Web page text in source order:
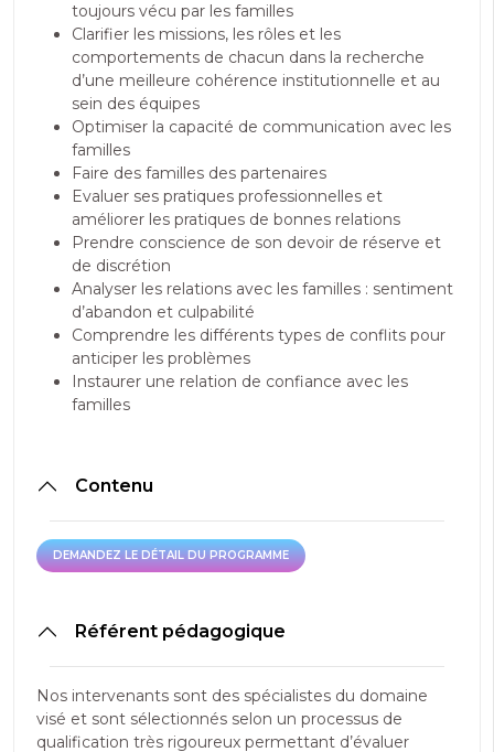
toujours vécu par les familles
Clarifier les missions, les rôles et les
comportements de chacun dans la recherche
d’une meilleure cohérence institutionnelle et au
sein des équipes
Optimiser la capacité de communication avec les
familles
Faire des familles des partenaires
Evaluer ses pratiques professionnelles et
améliorer les pratiques de bonnes relations
Prendre conscience de son devoir de réserve et
de discrétion
Analyser les relations avec les familles : sentiment
d’abandon et culpabilité
Comprendre les différents types de conflits pour
anticiper les problèmes
Instaurer une relation de confiance avec les
familles
Contenu
DEMANDEZ LE DÉTAIL DU PROGRAMME
DEMANDEZ LE DÉTAIL DU PROGRAMME
Référent pédagogique
Nos intervenants sont des spécialistes du domaine
visé et sont sélectionnés selon un processus de
qualification très rigoureux permettant d’évaluer